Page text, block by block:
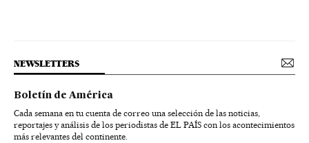
NEWSLETTERS
Boletín de América
Cada semana en tu cuenta de correo una selección de las noticias,
reportajes y análisis de los periodistas de EL PAÍS con los acontecimientos
más relevantes del continente.